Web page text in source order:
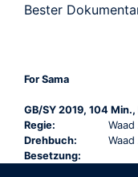
Bester
For Sama
GB/SY 2019, 104 Min.,
Regie:
Drehbuch:
Besetzung: